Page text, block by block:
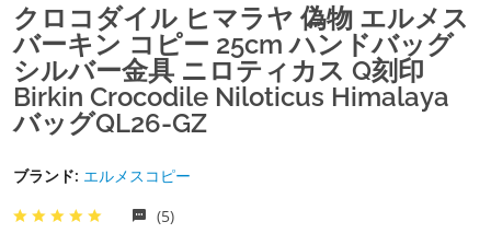
クロコダイル ヒマラヤ 偽物 エルメス
バーキン コピー 25cm ハンドバッグ
シルバー金具 ニロティカス Q刻印
Birkin Crocodile Niloticus Himalaya
バッグQL26-GZ
ブランド: エルメスコピー
(5)